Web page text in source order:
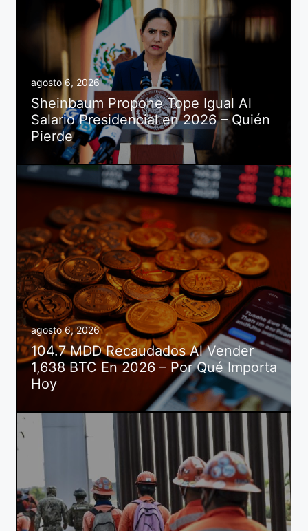
agosto 6, 2026
Sheinbaum Propone Tope Igual Al
Salario Presidencial en 2026 – Quién
Pierde
agosto 6, 2026
104.7 MDD Recaudados Al Vender
1,638 BTC En 2026 – Por Qué Importa
Hoy